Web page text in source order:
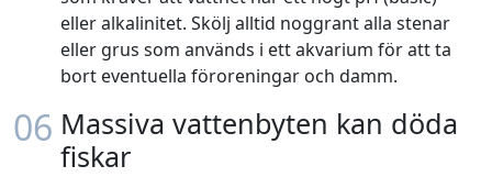
eller alkalinitet. Skölj alltid noggrant alla stenar
eller grus som används i ett akvarium för att ta
bort eventuella föroreningar och damm.
06 Massiva vattenbyten kan döda
fiskar